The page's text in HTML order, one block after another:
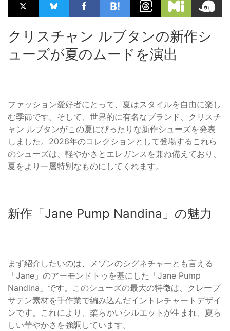
クリスチャン ルブタンの新作シ
ューズが夏のムードを演出
ファッション愛好者にとって、夏はスタイルを自由に楽し
む季節です。そして、世界的に有名なブランド、クリスチ
ャン ルブタンがこの夏にぴったりな新作シューズを発表
しました。2026年のコレクションとして登場するこれら
のシューズは、軽やかさとエレガンスを兼ね備えており、
夏をより一層特別なものにしてくれます。
新作「Jane Pump Nandina」の魅力
まず紹介したいのは、メゾンのシグネチャーとも言える
「Jane」のアーモンドトゥを基にした「Jane Pump
Nandina」です。このシューズの最大の特徴は、クレープ
サテン素材を手作業で編み込んだイントレチャートデザイ
ンです。これにより、柔らかいシルエットが生まれ、夏ら
しい華やかさを強調しています。